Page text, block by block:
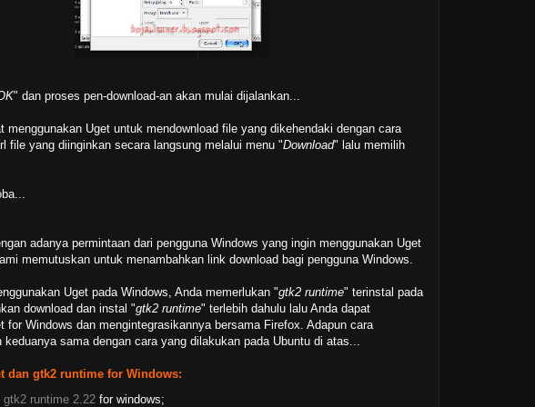
" dan proses pen-download-an akan mulai dijalankan...
menggunakan Uget untuk mendownload file yang dikehendaki dengan cara
file yang diinginkan secara langsung melalui menu "Download" lalu memilih
adanya permintaan dari pengguna Windows yang ingin menggunakan Uget
memutuskan untuk menambahkan link download bagi pengguna Windows.
Uget pada Windows, Anda memerlukan "gtk2 runtime" terinstal pada
download dan instal "gtk2 runtime" terlebih dahulu lalu Anda dapat
for Windows dan mengintegrasikannya bersama Firefox. Adapun cara
keduanya sama dengan cara yang dilakukan pada Ubuntu di atas...
dan gtk2 runtime for Windows:
gtk2 runtime 2.22for windows;